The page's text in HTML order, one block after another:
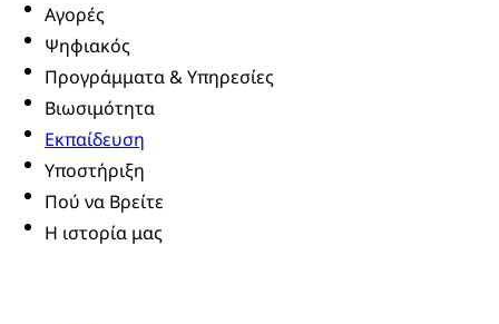
Αγορές
Ψηφιακός
Προγράμματα & Υπηρεσίες
Βιωσιμότητα
Εκπαίδευση
Υποστήριξη
Πού να Βρείτε
Η ιστορία μας